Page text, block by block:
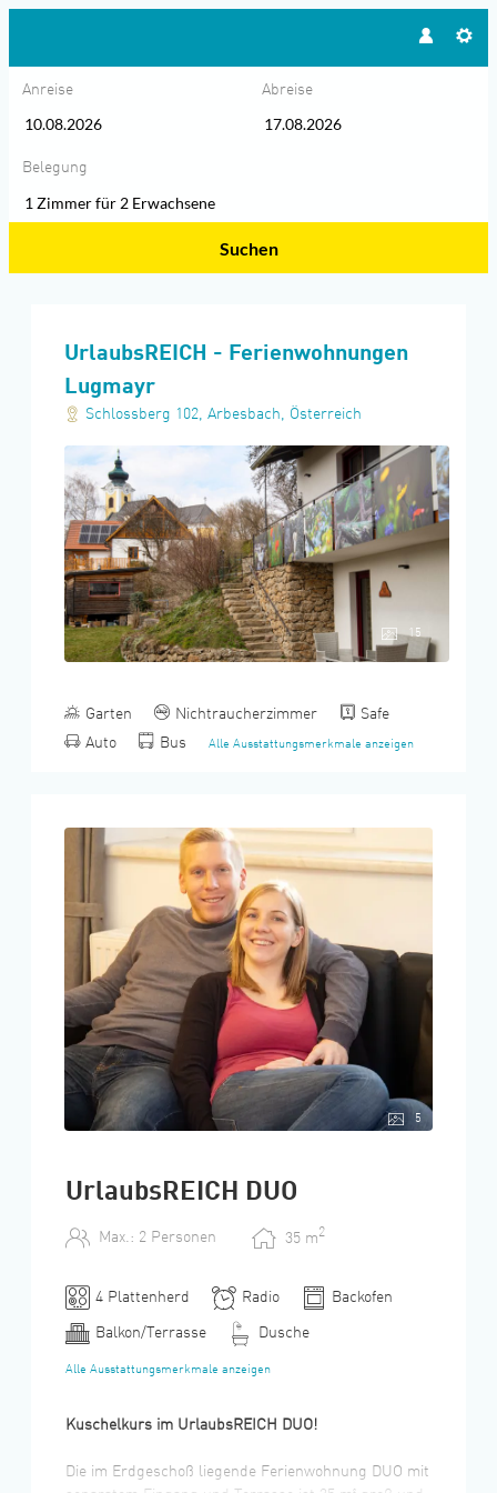
Anreise Abreise
Belegung
1 Zimmerfür 2 Erwachsene
Suchen
UrlaubsREICH - Ferienwohnungen
Lugmayr
Schlossberg 102, Arbesbach, Österreich
15
Garten Nichtraucherzimmer
Safe
Auto
Bus Alle Ausstattungsmerkmale anzeigen
5
UrlaubsREICH DUO
Max.: 2 Personen 35 m2
4 Plattenherd Radio Backofen
Balkon/Terrasse Dusche
Alle Ausstattungsmerkmale anzeigen
Kuschelkurs im UrlaubsREICH DUO!
Die im Erdgeschoß liegende Ferienwohnung DUO mit